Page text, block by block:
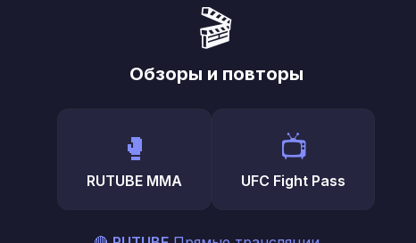
🎬
Обзоры и повторы
🥊
RUTUBE MMA
📺
UFC Fight Pass